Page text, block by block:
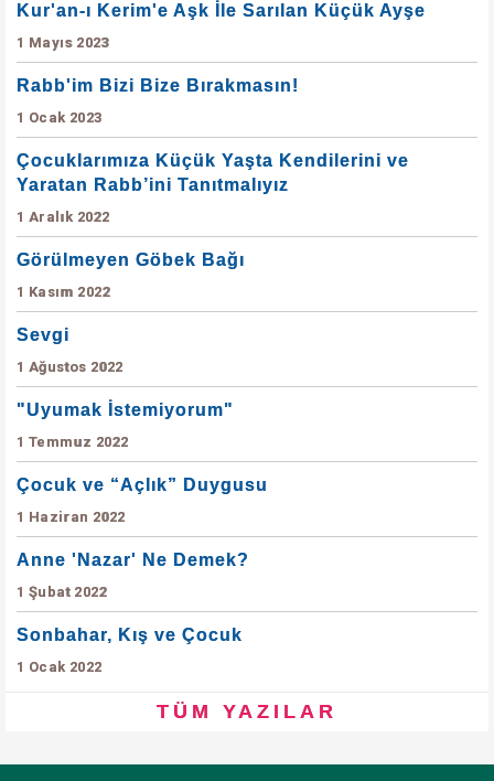
Kur'an-ı Kerim'e Aşk İle Sarılan Küçük Ayşe
1 Mayıs 2023
Rabb'im Bizi Bize Bırakmasın!
1 Ocak 2023
Çocuklarımıza Küçük Yaşta Kendilerini ve
Yaratan Rabb’ini Tanıtmalıyız
1 Aralık 2022
Görülmeyen Göbek Bağı
1 Kasım 2022
Sevgi
1 Ağustos 2022
"Uyumak İstemiyorum"
1 Temmuz 2022
Çocuk ve “Açlık” Duygusu
1 Haziran 2022
Anne 'Nazar' Ne Demek?
1 Şubat 2022
Sonbahar, Kış ve Çocuk
1 Ocak 2022
TÜM YAZILAR